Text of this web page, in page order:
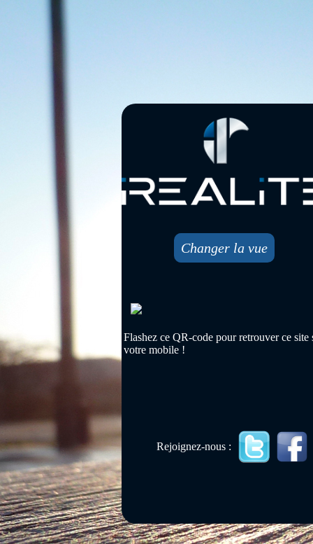
Changer la vue
Flashez ce QR-code pour retrouver ce site
votre mobile !
Rejoignez-nous :